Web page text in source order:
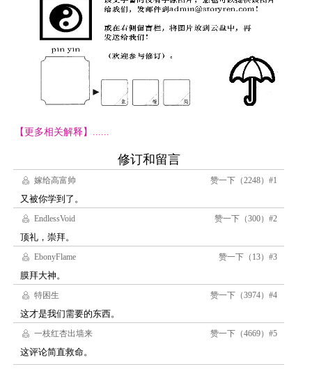
【更多相关解释】......